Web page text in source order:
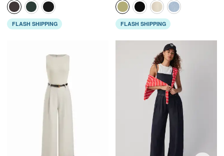
FLASH SHIPPING FLASH SHIPPING